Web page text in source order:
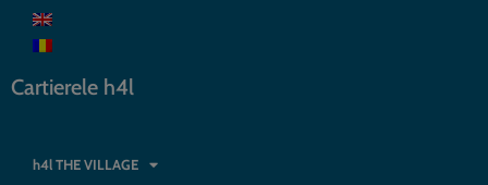
Cartierele h4l
h4l THE VILLAGE